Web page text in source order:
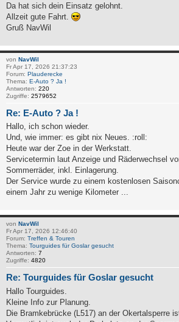
Da hat sich dein Einsatz gelohnt.
Allzeit gute Fahrt.
Gruß NavWil
von NavWil
Fr Apr 17, 2026 21:37:23
Forum: Plauderecke
Thema: E-Auto ? Ja !
Antworten: 220
Zugriffe: 2579652
Re: E-Auto ? Ja !
Hallo, ich schon wieder.
Und, wie immer: es gibt nix Neues. :roll:
Heute war der Zoe in der Werkstatt.
Servicetermin laut Anzeige und Räderwechsel
Sommerräder, inkl. Einlagerung.
Der Service wurde zu einem kostenlosen
einem Jahr zu wenige Kilometer ...
von NavWil
Fr Apr 17, 2026 12:46:40
Forum: Treffen & Touren
Thema: Tourguides für Goslar gesucht
Antworten: 7
Zugriffe: 4820
Re: Tourguides für Goslar gesucht
Hallo Tourguides.
Kleine Info zur Planung.
Die Bramkebrücke (L517) an der Okertalsperre